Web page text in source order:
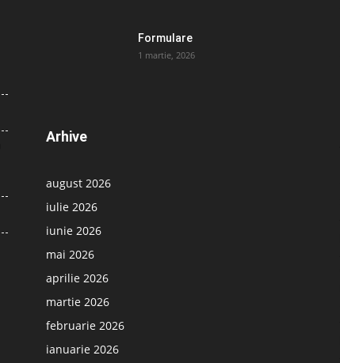
Formulare
1 martie, 2026
Arhive
august 2026
iulie 2026
iunie 2026
mai 2026
aprilie 2026
martie 2026
februarie 2026
ianuarie 2026